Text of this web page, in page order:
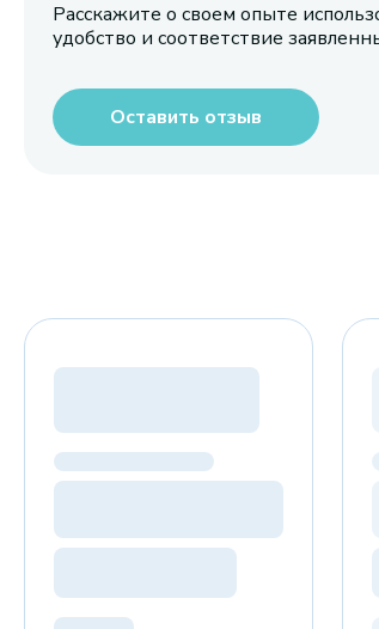
Расскажите о своем опыте
удобство и соответствие
Оставить отзыв